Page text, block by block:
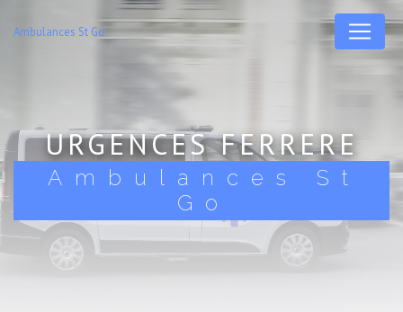
Ambulances St Go
URGENCES FERRERE
Ambulances St
Go
Panneau de gestion des cookies